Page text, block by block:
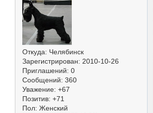
Откуда: Челябинск
Зарегистрирован: 2010-10-26
Приглашений: 0
Сообщений: 360
Уважение: +67
Позитив: +71
Пол: Женский